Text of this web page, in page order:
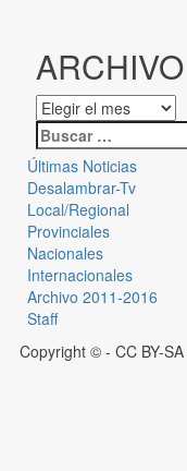
ARCHIVO
Últimas Noticias
Desalambrar-Tv
Local/Regional
Provinciales
Nacionales
Internacionales
Archivo 2011-2016
Staff
Copyright © - CC BY-SA